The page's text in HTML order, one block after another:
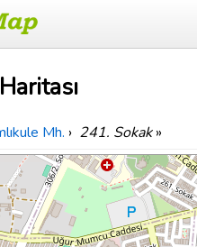
Mh. › 241. Sokak»